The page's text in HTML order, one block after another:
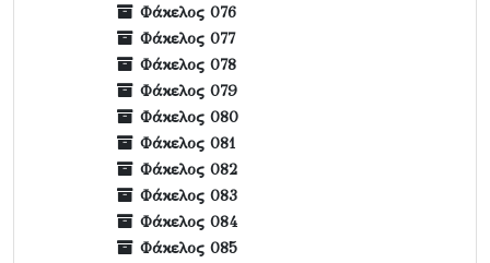
Φάκελος 076
Φάκελος 077
Φάκελος 078
Φάκελος 079
Φάκελος 080
Φάκελος 081
Φάκελος 082
Φάκελος 083
Φάκελος 084
Φάκελος 085